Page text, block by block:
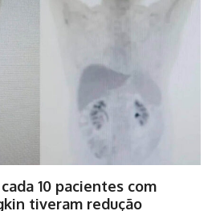
10 pacientes com
tiveram redução